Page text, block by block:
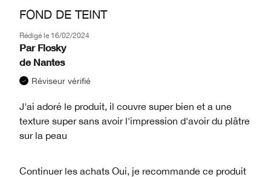
FOND DE TEINT
Rédigé le 16/02/2024
Par Flosky
de Nantes
Réviseur vérifié
J'ai adoré le produit, il couvre super bien et a une
texture super sans avoir l'impression d'avoir du plâtre
sur la peau
Continuer les achats Oui, je recommande ce produit